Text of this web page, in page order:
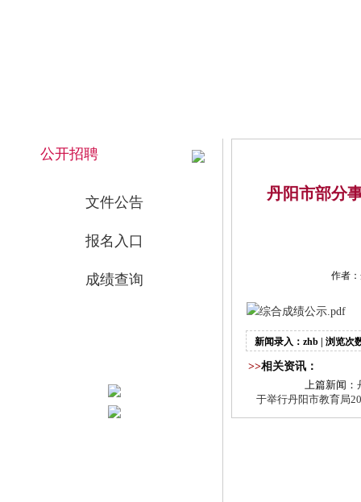
公开招聘
文件公告
报名入口
成绩查询
丹阳市部分
作者
综合成绩公示.pdf
新闻录入：zhb | 浏览次
>>相关资讯：
上篇新闻：
于举行丹阳市教育局